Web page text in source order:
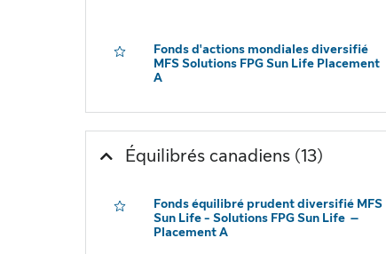
Fonds d'actions mondiales diversifié
MFS Solutions FPG Sun Life Placement
A
Équilibrés canadiens (13)
Fonds équilibré prudent diversifié MFS
Sun Life - Solutions FPG Sun Life –
Placement A